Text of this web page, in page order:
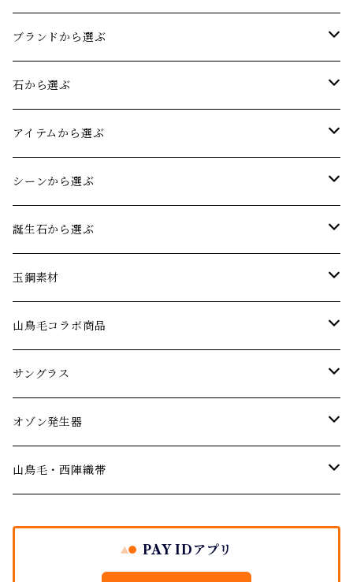
ブランドから選ぶ
sowi(ソーイ)
オリジナルジュエリー
石から選ぶ
アクアマリン
アメジスト
エメラルド
オパール
ガーネット
デマントイドガーネット
サファイア
シトリン
ダイヤモンド
アイテムから選ぶ
リング
ネックレス
ブレスレット･バングル
ピアス･イヤリング
ルース(ストーン)
シーンから選ぶ
パーティーやお呼ばれに…
アニバーサリー 記念日ジュエリー
婚約指輪 エンゲージリング
結婚記念日のジュエリー
厄年厄除けのお守りに…
誕生石から選ぶ
1月の誕生石【ガーネット】
２月の誕生石【アメジスト】
３月の誕生石【アクアマリン】
４月の誕生石【ダイヤモンド】
５月の誕生石【エメラルド】
玉鋼素材
ネックレス
山鳥毛コラボ商品
サングラス
オゾン発生器
サングラス
山鳥毛モデルサングラス
オゾン発生器
山鳥毛モデルオゾン発生器
山鳥毛・西陣織帯
PAY IDアプリ